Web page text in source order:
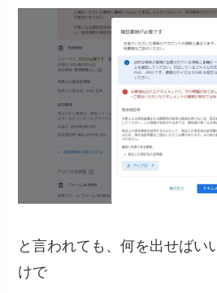
と言われても、何を出せばい
けで